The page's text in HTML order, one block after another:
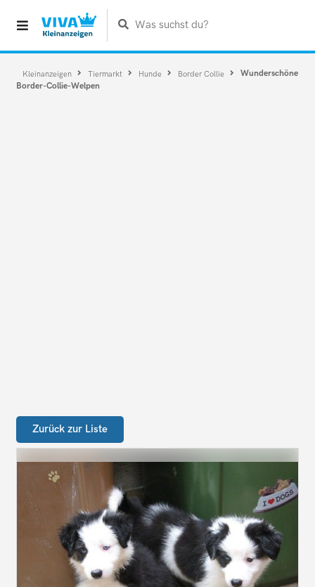
Was suchst du?
Kleinanzeigen Tiermarkt Hunde Border Collie
Wunderschöne
Border-Collie-Welpen
Zurück zur Liste